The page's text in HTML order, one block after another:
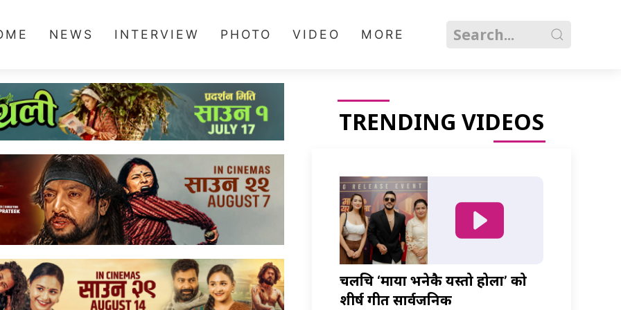
NEWS INTERVIEW PHOTO VIDEO MORE
TRENDING VIDEOS
चलचित्र ‘माया भनेकै यस्तो होला’ को
शीर्ष गीत सार्वजनिक